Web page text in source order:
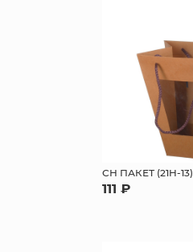
СН ПАКЕТ (21H-13)
111 ₽